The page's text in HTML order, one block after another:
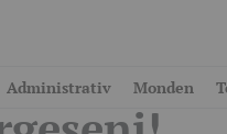
Administrativ Monden